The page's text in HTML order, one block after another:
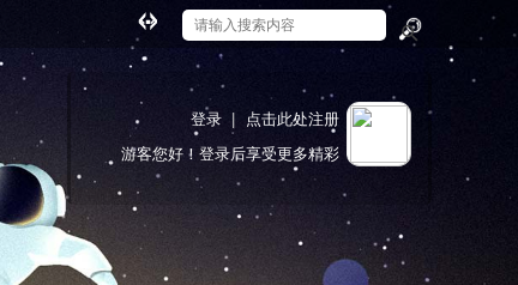
索
切
换
宽
版
登录
点击此处注册
游客您好！登录后享受更多精彩